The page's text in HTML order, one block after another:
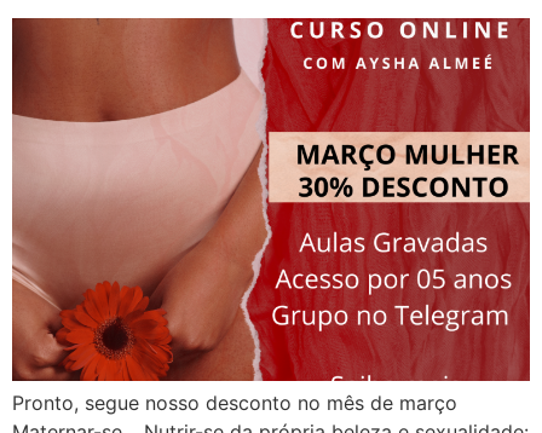
Pronto, segue nosso desconto no mês de março